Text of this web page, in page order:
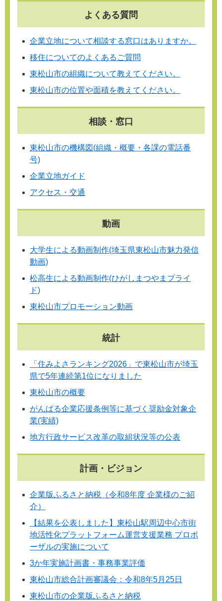
よくある質問
企業立地について相談する窓口はありますか。
移住についてのよくあるご質問
東松山市の組織について教えてください。
東松山市の位置や面積を教えてください。
相談・窓口
東松山市の機構図(組織・概要・各課の電話番
号)
企業立地ガイド
アクセス・交通
動画
大学生による動画制作(埼玉県東松山市魅力発信
動画)
松高生による動画制作(ひがしまつやまプライ
ド)
東松山市プロモーション動画
統計
「住みよさランキング2026」で東松山市が埼玉
県で5年連続第1位になりました
東松山市の概要
がんばる企業応援条例等に基づく奨励金対象企
業(実績)
地方行政サービス改革の取組状況等の公表
計画・ビジョン
企業版ふるさと納税（令和8年度 企業様のご紹
介）
【結果を公表しました】東松山駅周辺中心市街
地活性化プラットフォーム運営支援業務 プロポ
ーザルの実施について
3か年実施計画書・事務事業評価
東松山市総合計画審議会：令和8年5月25日
東松山市の企業版ふるさと納税